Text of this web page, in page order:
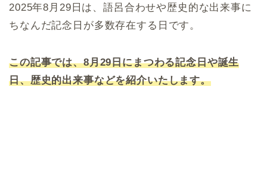
2025年8月29日は、語呂合わせや歴史的な出来事に
ちなんだ記念日が多数存在する日です。
この記事では、8月29日にまつわる記念日や誕生
日、歴史的出来事などを紹介いたします。